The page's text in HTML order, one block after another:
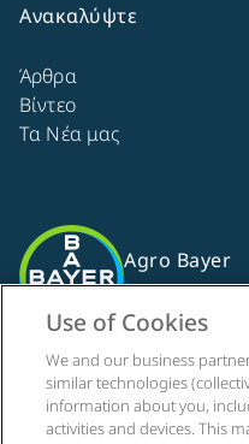
Ανακαλύψτε
Άρθρα
Βίντεο
Τα Νέα μας
Agro Bayer
Ελλάδα
Ακολουθήστε μας
Use of Cookies
We and our business
similar technologies
information about you,
activities and devices. This